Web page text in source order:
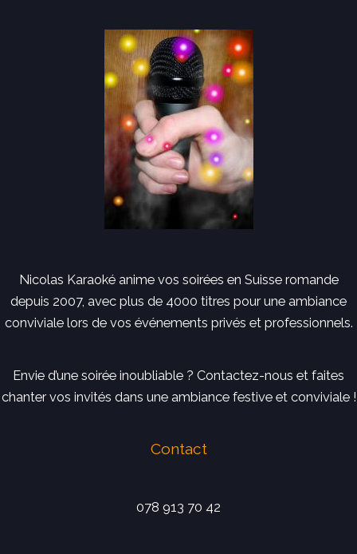
Nicolas Karaoké anime vos soirées en Suisse romande
depuis 2007, avec plus de 4000 titres pour une ambiance
conviviale lors de vos événements privés et professionnels.
Envie d’une soirée inoubliable ? Contactez-nous et faites
chanter vos invités dans une ambiance festive et conviviale !
Contact
078 913 70 42